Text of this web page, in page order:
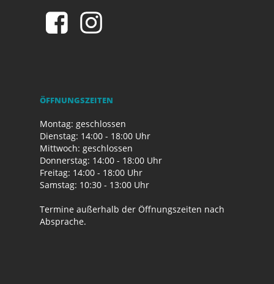
ÖFFNUNGSZEITEN
Montag: geschlossen
Dienstag: 14:00 - 18:00 Uhr
Mittwoch: geschlossen
Donnerstag: 14:00 - 18:00 Uhr
Freitag: 14:00 - 18:00 Uhr
Samstag: 10:30 - 13:00 Uhr
Termine außerhalb der Öffnungszeiten nach
Absprache.